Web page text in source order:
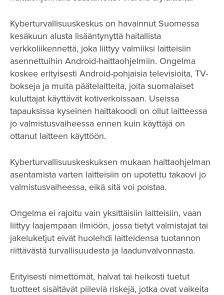
Kyberturvallisuuskeskus on havainnut Suomessa
kesäkuun alusta lisääntynyttä haitallista
verkkoliikennettä, joka liittyy valmiiksi laitteisiin
asennettuihin Android-haittaohjelmiin. Ongelma
koskee erityisesti Android-pohjaisia televisioita, TV-
bokseja ja muita päätelaitteita, joita suomalaiset
kuluttajat käyttävät kotiverkoissaan. Useissa
tapauksissa kyseinen haittakoodi on ollut laitteessa
jo valmistusvaiheessa ennen kuin käyttäjä on
ottanut laitteen käyttöön.
Kyberturvallisuuskeskuksen mukaan haittaohjelman
asentamista varten laitteisiin on upotettu takaovi jo
valmistusvaiheessa, eikä sitä voi poistaa.
Ongelma ei rajoitu vain yksittäisiin laitteisiin, vaan
liittyy laajempaan ilmiöön, jossa tietyt valmistajat tai
jakeluketjut eivät huolehdi laitteidensa tuotannon
riittävästä turvallisuudesta ja laadunvalvonnasta.
Erityisesti nimettömät, halvat tai heikosti tuetut
tuotteet sisältävät piileviä riskejä, jotka ovat vaikeita